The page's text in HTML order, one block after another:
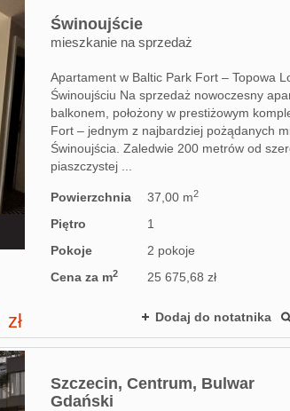
Świnoujście
mieszkanie na sprzedaż
Apartament w Baltic Park Fort – Topowa
Świnoujściu Na sprzedaż nowoczesny
balkonem, położony w prestiżowym
Fort – jednym z najbardziej pożądanych
Świnoujścia. Zaledwie 200 metrów od
piaszczystej ...
Powierzchnia 37,00 m2
Piętro
1
Pokoje
2 pokoje
Cena za m2 25 675,68 zł
zł Dodaj do notatnika
Szczecin, Centrum, Bulwar
Gdański